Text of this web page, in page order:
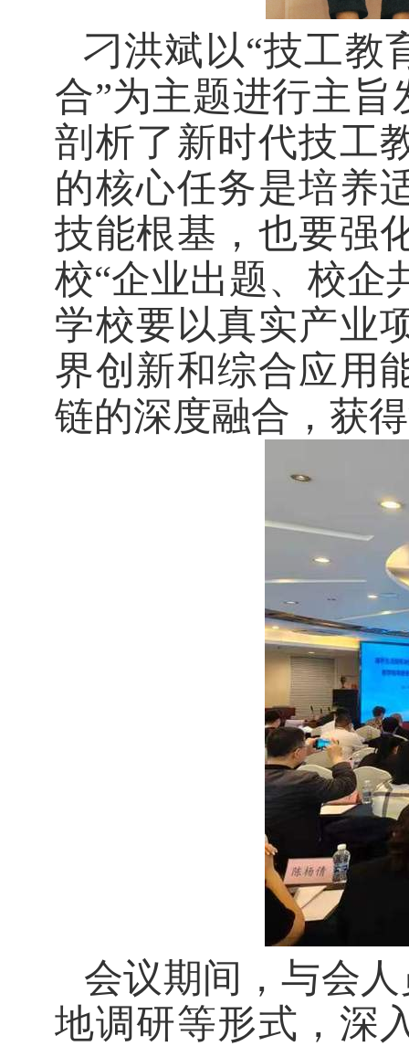
刁洪斌以“技工教
合”为主题进行主
剖析了新时代技工
的核心任务是培养
技能根基，也要强
校“企业出题、校企
学校要以真实产业
界创新和综合应用
链的深度融合，获
会议期间，与会
地调研等形式，深